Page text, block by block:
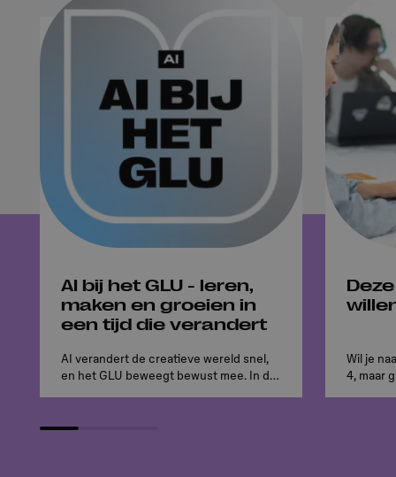
AI bij het GLU - leren,
maken en groeien in
een tijd die verandert
AI verandert de creatieve wereld snel,
en het GLU beweegt bewust mee. In dit
vakmanschap, kritisch denken en
Wil je
4, maar